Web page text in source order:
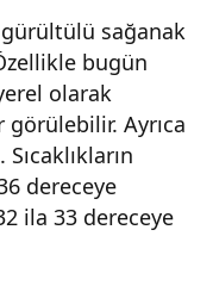
sağanak
bugün
olarak
Ayrıca
dereceye
ila 33 dereceye